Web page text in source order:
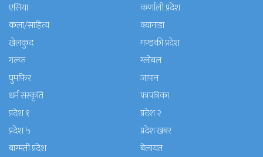
एसिया
कर्णाली प्रदेश
कला/साहित्य
क्यानाडा
खेलकुद
गण्डकी प्रदेश
गल्फ
ग्लोबल
घुमफिर
जापान
धर्म संस्कृति
पत्रपत्रिका
प्रदेश १
प्रदेश २
प्रदेश ५
प्रदेश खबर
बाग्मती प्रदेश
बेलायत